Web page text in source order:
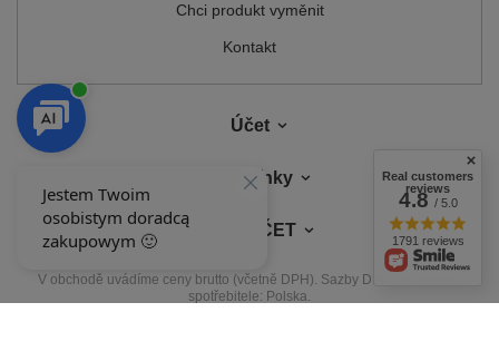
Chci produkt vyměnit
Kontakt
Účet
Podmínky
MŮJ ÚČET
V obchodě uvádíme ceny brutto (včetně DPH). Sazby DPH pro domácí
spotřebitele: Polska.
Real customers
reviews
4.8/ 5.0
1791 reviews